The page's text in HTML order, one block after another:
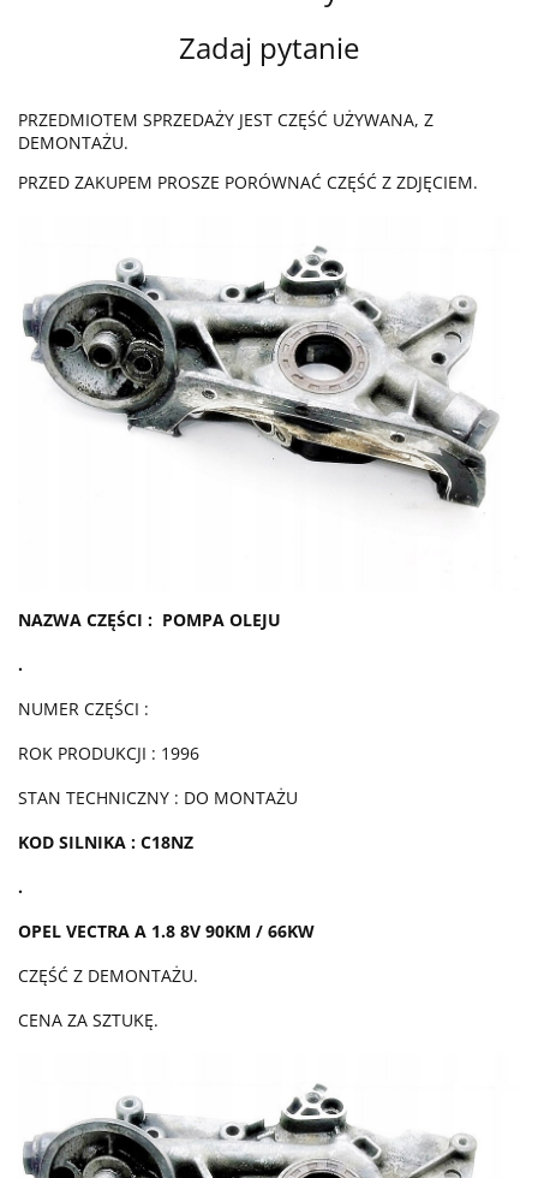
Zadaj pytanie
PRZEDMIOTEM SPRZEDAŻY JEST CZĘŚĆ UŻYWANA, Z
DEMONTAŻU.
PRZED ZAKUPEM PROSZE PORÓWNAĆ CZĘŚĆ Z ZDJĘCIEM.
NAZWA CZĘŚCI : POMPA OLEJU
.
NUMER CZĘŚCI :
ROK PRODUKCJI : 1996
STAN TECHNICZNY : DO MONTAŻU
KOD SILNIKA : C18NZ
.
OPEL VECTRA A 1.8 8V 90KM / 66KW
CZĘŚĆ Z DEMONTAŻU.
CENA ZA SZTUKĘ.